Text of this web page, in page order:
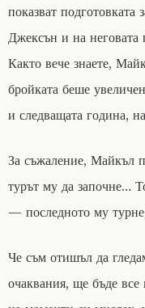
показват
Джексън и на неговата
Както вече знаете,
бройката беше
и следващата година, на
За съжаление, Майкъл
турът му да започне…
— последното му
Че съм отишъл да
очаквания, ще бъде